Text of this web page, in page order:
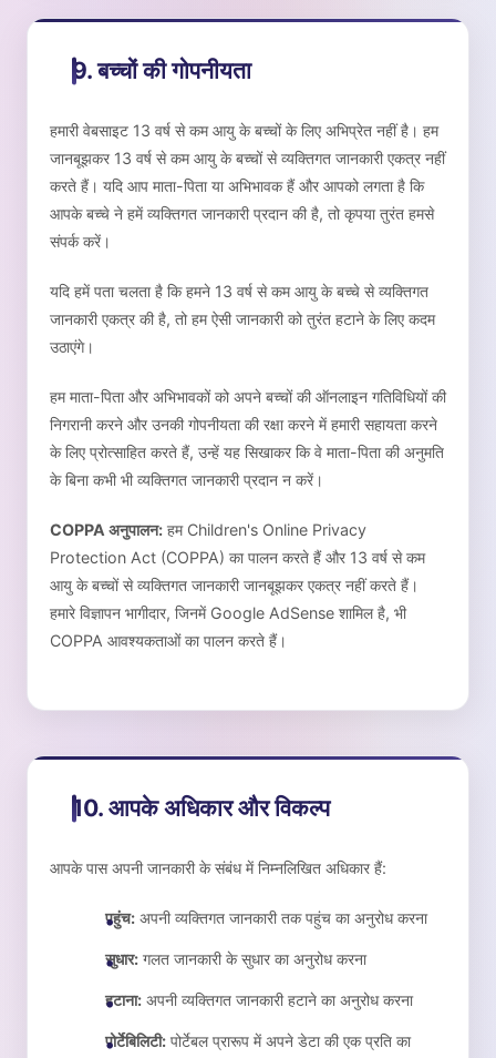
9. बच्चों की गोपनीयता
हमारी वेबसाइट 13 वर्ष से कम आयु के बच्चों के लिए अभिप्रेत नहीं है। हम
जानबूझकर 13 वर्ष से कम आयु के बच्चों से व्यक्तिगत जानकारी एकत्र नहीं
करते हैं। यदि आप माता-पिता या अभिभावक हैं और आपको लगता है कि
आपके बच्चे ने हमें व्यक्तिगत जानकारी प्रदान की है, तो कृपया तुरंत हमसे
संपर्क करें।
यदि हमें पता चलता है कि हमने 13 वर्ष से कम आयु के बच्चे से व्यक्तिगत
जानकारी एकत्र की है, तो हम ऐसी जानकारी को तुरंत हटाने के लिए कदम
उठाएंगे।
हम माता-पिता और अभिभावकों को अपने बच्चों की ऑनलाइन गतिविधियों की
निगरानी करने और उनकी गोपनीयता की रक्षा करने में हमारी सहायता करने
के लिए प्रोत्साहित करते हैं, उन्हें यह सिखाकर कि वे माता-पिता की अनुमति
के बिना कभी भी व्यक्तिगत जानकारी प्रदान न करें।
COPPA अनुपालन: हम Children's Online Privacy
Protection Act (COPPA) का पालन करते हैं और 13 वर्ष से कम
आयु के बच्चों से व्यक्तिगत जानकारी जानबूझकर एकत्र नहीं करते हैं।
हमारे विज्ञापन भागीदार, जिनमें Google AdSense शामिल है, भी
COPPA आवश्यकताओं का पालन करते हैं।
10. आपके अधिकार और विकल्प
आपके पास अपनी जानकारी के संबंध में निम्नलिखित अधिकार हैं:
पहुंच: अपनी व्यक्तिगत जानकारी तक पहुंच का अनुरोध करना
सुधार: गलत जानकारी के सुधार का अनुरोध करना
हटाना: अपनी व्यक्तिगत जानकारी हटाने का अनुरोध करना
पोर्टेबिलिटी: पोर्टेबल प्रारूप में अपने डेटा की एक प्रति का